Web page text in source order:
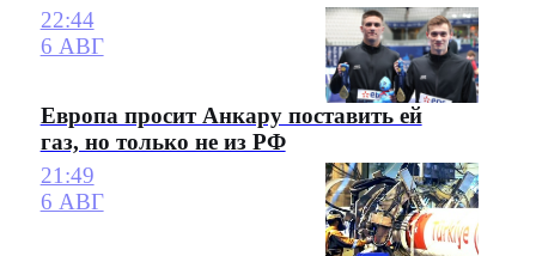
22:44
6 АВГ
Европа просит Анкару поставить ей
газ, но только не из РФ
21:49
6 АВГ